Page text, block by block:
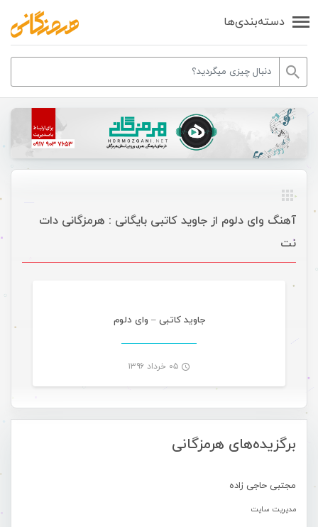
دسته‌بندی‌ها
برگزیده‌های هرمزگانی
مجتبی حاجی زاده
مدیریت سایت
آهنگ وای دلوم از جاوید کاتبی بایگانی : هرمزگانی دات
نت
جاوید کاتبی – وای دلوم
۰۵ خرداد ۱۳۹۶